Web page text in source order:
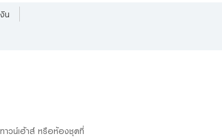
น
าวน์เฮ้าส์ หรือห้องชุดที่